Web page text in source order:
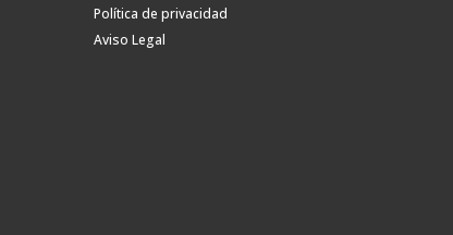
Política de privacidad
Aviso Legal